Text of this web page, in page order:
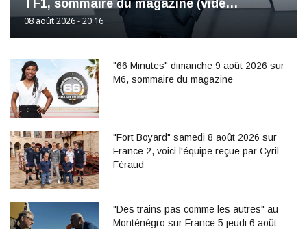
TF1, sommaire du magazine (vidé…
08 août 2026 - 20:16
"66 Minutes" dimanche 9 août 2026 sur
M6, sommaire du magazine
"Fort Boyard" samedi 8 août 2026 sur
France 2, voici l'équipe reçue par Cyril
Féraud
"Des trains pas comme les autres" au
Monténégro sur France 5 jeudi 6 août